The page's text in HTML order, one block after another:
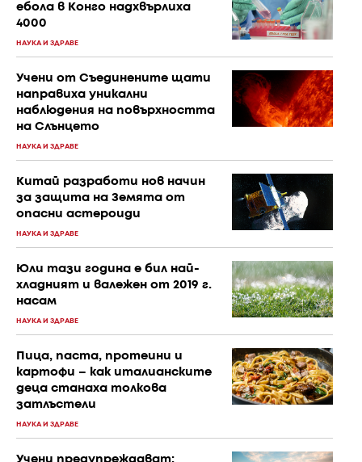
ебола в Конго надхвърлиха
4000
НАУКА И ЗДРАВЕ
Учени от Съединените щати
направиха уникални
наблюдения на повърхността
на Слънцето
НАУКА И ЗДРАВЕ
Китай разработи нов начин
за защита на Земята от
опасни астероиди
НАУКА И ЗДРАВЕ
Юли тази година е бил най-
хладният и валежен от 2019 г.
насам
НАУКА И ЗДРАВЕ
Пица, паста, протеини и
картофи – как италианските
деца станаха толкова
затлъстели
НАУКА И ЗДРАВЕ
Учени предупреждават: